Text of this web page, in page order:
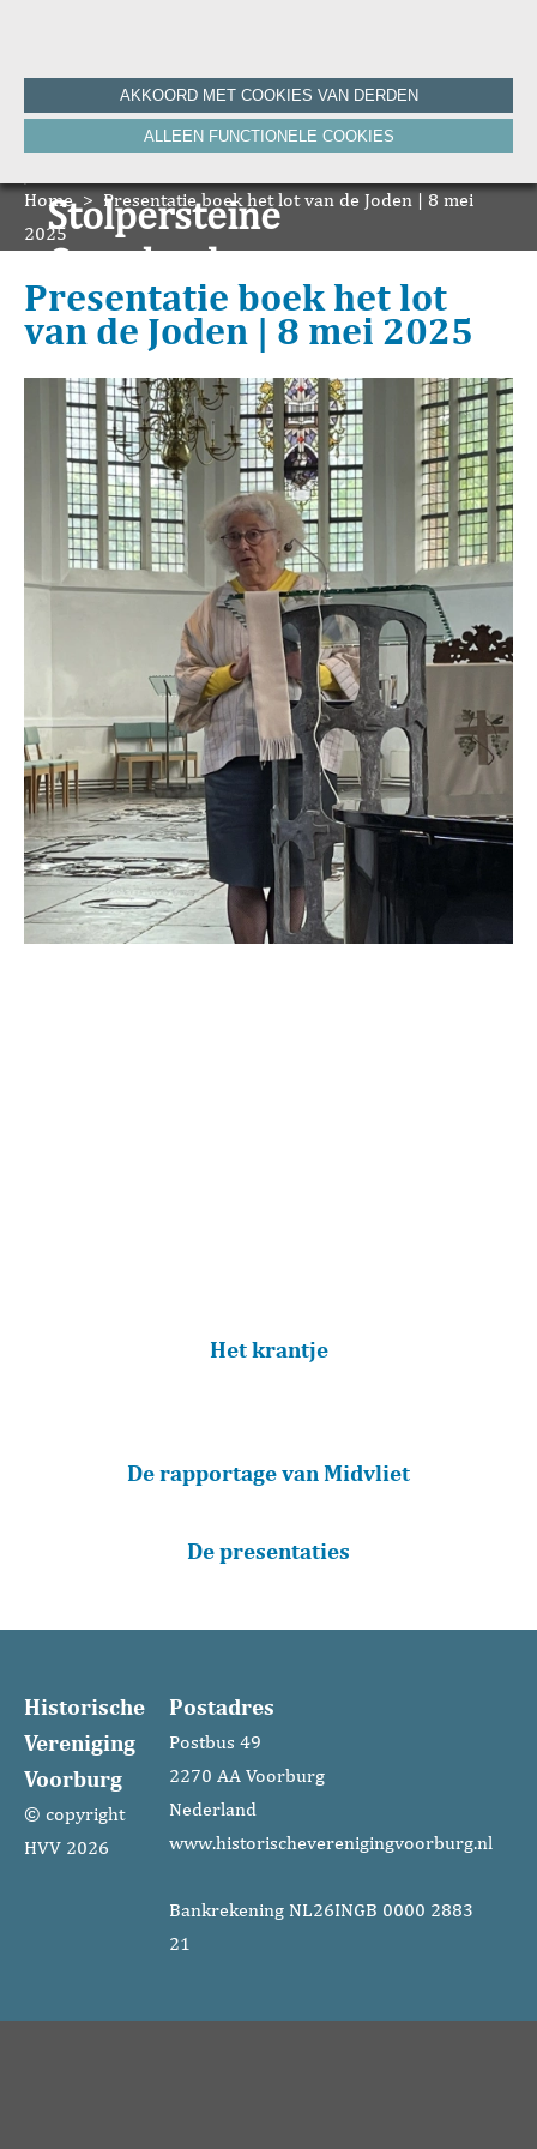
Home
Historie
Bronnen
De Krant van Gisteren 100 jaar
De Krant van Gisteren 75 jaar
Bibliografie
Nieuws
HVV-WebNieuws
Stolpersteine
Onze boeken
Vereniging
Foto's van de vereniging
ANBI
Contact
Zoeken
AKKOORD MET COOKIES VAN DERDEN
ALLEEN FUNCTIONELE COOKIES
Home > Presentatie boek het lot van de Joden | 8 mei
2025
Presentatie boek het lot
van de Joden | 8 mei 2025
Het krantje
De rapportage van Midvliet
De presentaties
Historische
Vereniging
Voorburg
© copyright
HVV 2026
Postadres
Postbus 49
2270 AA Voorburg
Nederland
www.historischeverenigingvoorburg.nl
Bankrekening NL26INGB 0000 2883
21